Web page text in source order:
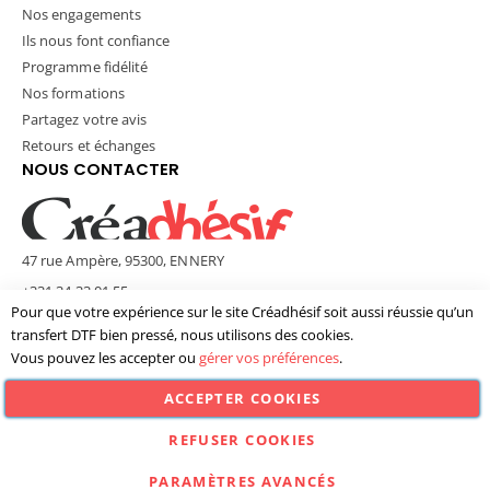
Nos engagements
Ils nous font confiance
Programme fidélité
Nos formations
Partagez votre avis
Retours et échanges
NOUS CONTACTER
47 rue Ampère, 95300, ENNERY
+331 34 33 01 55
contact@creadhesif.com
Lun - Ven / 9h30 - 12h00 & 14h00 - 17h00
© Créadhésif 2025. Tous Droits Réservés.
Pour que votre expérience sur le site Créadhésif soit aussi réussie qu’un
transfert DTF bien pressé, nous utilisons des cookies.
Vous pouvez les accepter ou gérer vos préférences.
ACCEPTER COOKIES
PARAMÈTRES AVANCÉS
REFUSER COOKIES